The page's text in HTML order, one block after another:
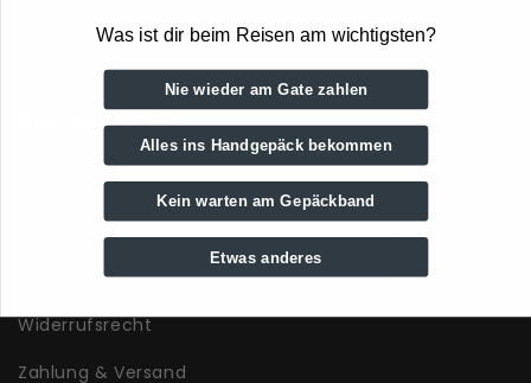
Rechtliches
Impressum
Widerrufsrecht
Zahlung & Versand
Was ist dir beim Reisen am wichtigsten?
Nie wieder am Gate zahlen
Alles ins Handgepäck bekommen
Kein warten am Gepäckband
Etwas anderes